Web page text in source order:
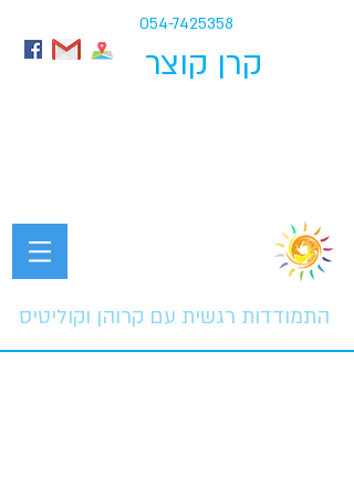
054-7425358
קרן קוצר
התמודדות רגשית עם קרוהן וקוליטיס